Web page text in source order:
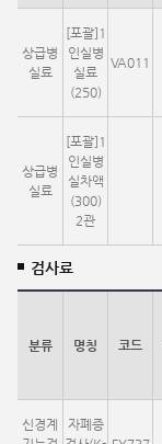
상급병
실료
[포괄]1
인실병
실료
(250)
VA011
상급병
실료
[포괄]1
인실병
실차액
(300)
2관
검사료
분류 명칭 코드
신경계
자폐증